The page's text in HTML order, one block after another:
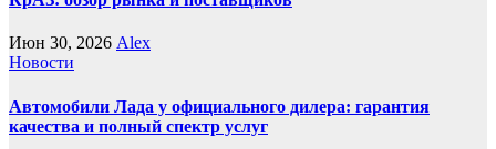
Июн 30, 2026 Alex
Новости
Автомобили Лада у официального дилера: гарантия
качества и полный спектр услуг